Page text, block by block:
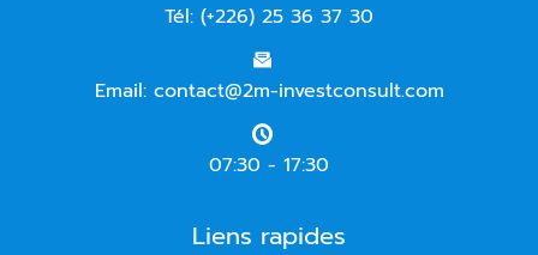
Tél: (+226) 25 36 37 30
Email: contact@2m-investconsult.com
07:30 - 17:30
Liens rapides